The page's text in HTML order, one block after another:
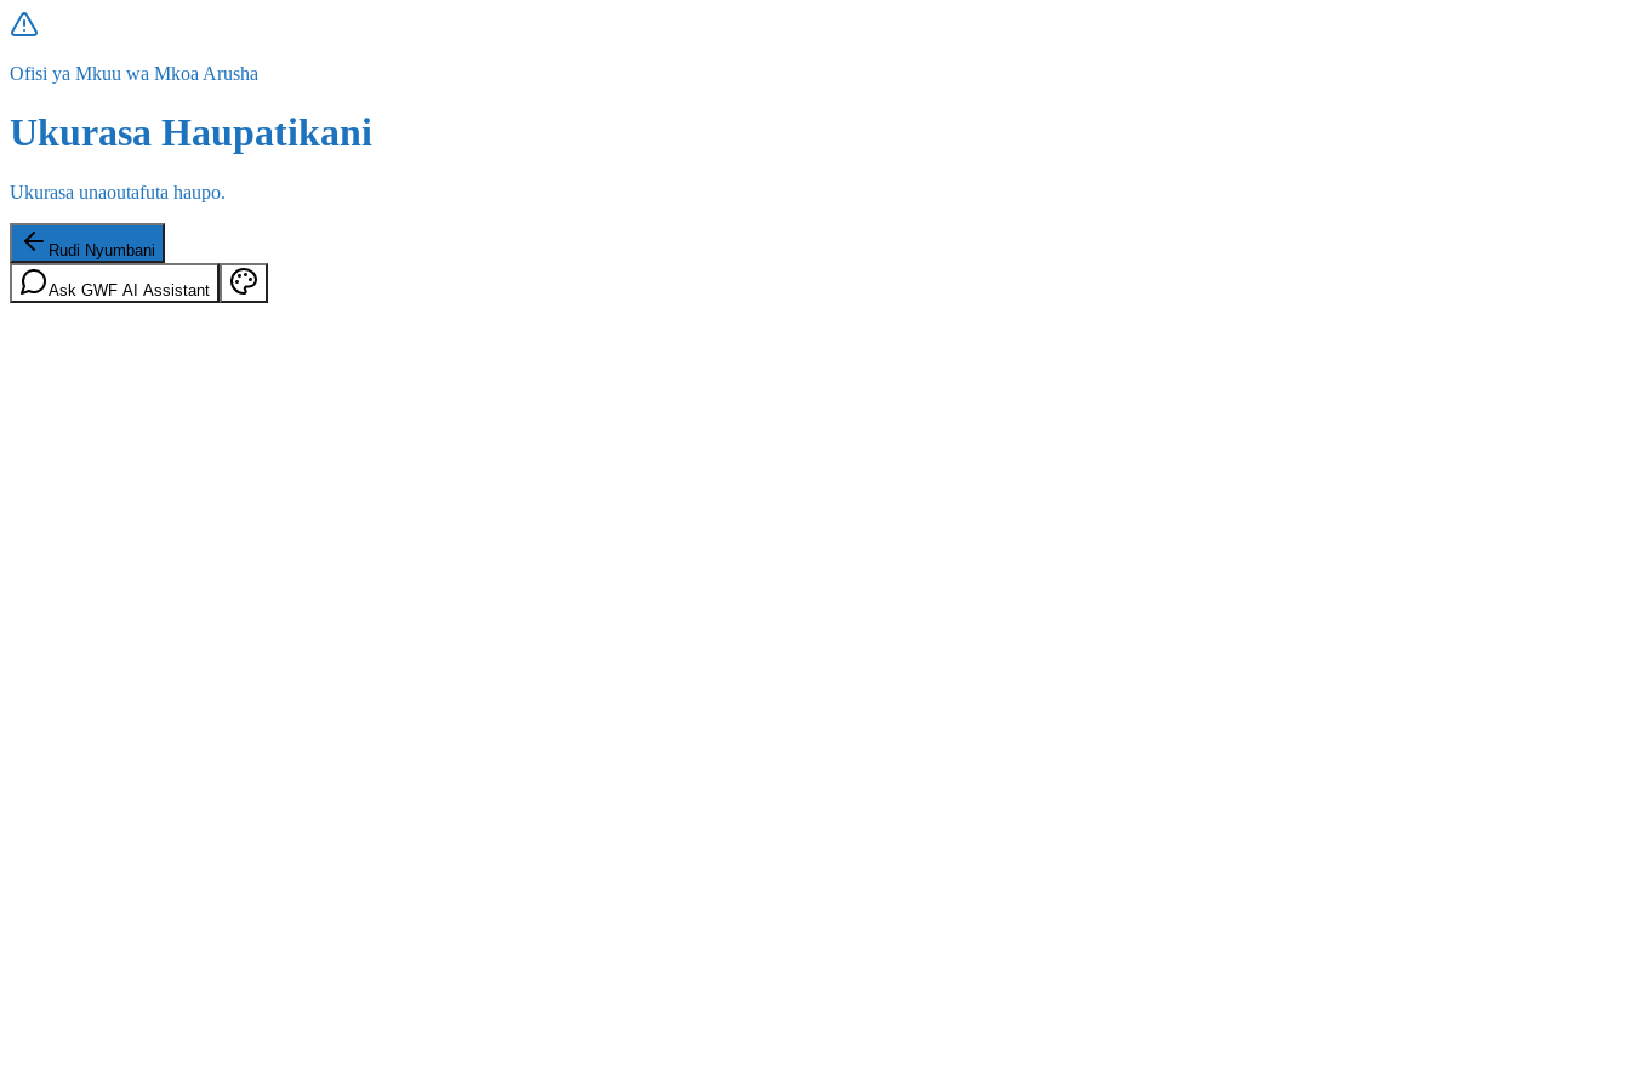
Ofisi ya Mkuu wa Mkoa Arusha
Ukurasa Haupatikani
Ukurasa unaoutafuta haupo.
Rudi Nyumbani
Ask GWF AI Assistant